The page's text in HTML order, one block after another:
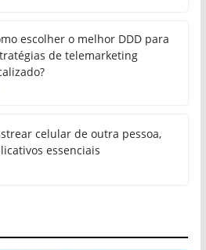
escolher o melhor DDD para
de telemarketing
celular de outra pessoa,
essenciais